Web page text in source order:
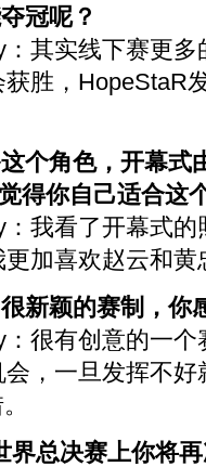
冠呢？
实线下赛更多
胜，HopeStaR
个角色，开幕式
得你自己适合这
看了开幕式的
加喜欢赵云和
新颖的赛制，你
有创意的一个
，一旦发挥不
界总决赛上你将